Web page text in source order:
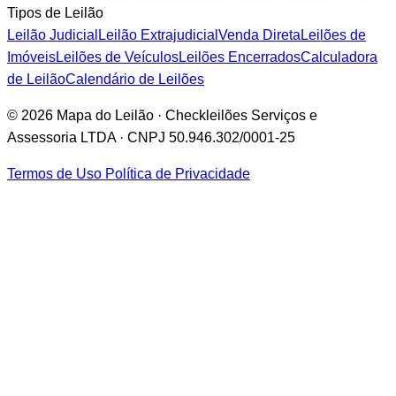
Tipos de Leilão
Leilão Judicial Leilão Extrajudicial Venda Direta Leilões de
ImóveisLeilões de VeículosLeilões EncerradosCalculadora
de LeilãoCalendário de Leilões
© 2026 Mapa do Leilão · Checkleilões Serviços e
Assessoria LTDA · CNPJ 50.946.302/0001-25
Termos de Uso Política de Privacidade